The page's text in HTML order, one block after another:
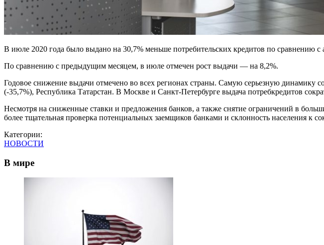
В июле 2020 года было выдано на 30,7% меньше потребительских кредитов по
По сравнению с предыдущим месяцем, в июле отмечен рост выдачи — на 8,2%.
Годовое снижение выдачи отмечено во всех регионах страны. Самую серьезную динамику
(-35,7%), Республика Татарстан. В Москве и Санкт-Петербурге выдача потребкредитов
Несмотря на сниженные ставки и предложения банков, а также снятие ограничений в
более тщательная проверка потенциальных заемщиков банками и склонность населения к
Категории:
НОВОСТИ
В мире